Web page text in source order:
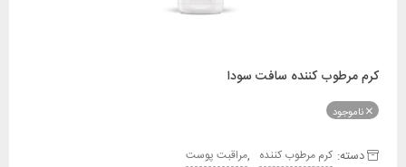
کرم مرطوب کننده سافت سودا
ناموجود
دسته: کرم مرطوب کننده ,مراقبت پوست